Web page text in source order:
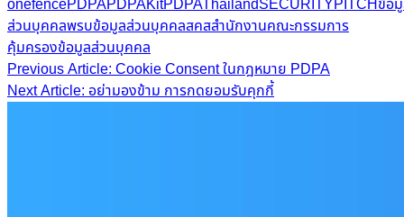
onefencePDPAPDPAKitPDPAThailandSECURITYPITCHข้อ
ส่วนบุคคลพรบข้อมูลส่วนบุคคลสคสสำนักงานคณะกรรมการ
คุ้มครองข้อมูลส่วนบุคคล
Post
navigation
Previous Article: Cookie Consent ในกฎหมาย PDPA
Next Article: อย่ามองข้าม การกดยอมรับคุกกี้